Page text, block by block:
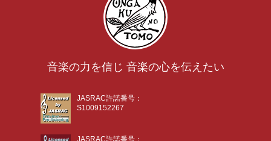
音楽の力を信じ 音楽の心を伝えたい
JASRAC許諾番号：
S1009152267
JASRAC許諾番号：